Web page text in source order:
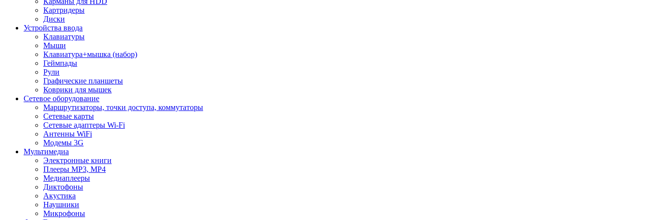
Картридеры
Диски
Устройства ввода
Клавиатуры
Мыши
Клавиатура+мышка (набор)
Геймпады
Рули
Графические планшеты
Коврики для мышек
Сетевое оборудование
Маршрутизаторы, точки доступа, коммутаторы
Сетевые карты
Сетевые адаптеры Wi-Fi
Антенны WiFi
Модемы 3G
Мультимедиа
Электронные книги
Плееры MP3, MP4
Медиаплееры
Диктофоны
Акустика
Наушники
Микрофоны